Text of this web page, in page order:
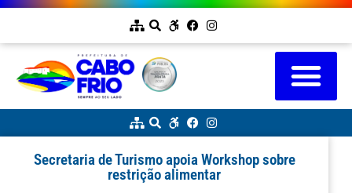
Secretaria de Turismo apoia Workshop sobre
restrição alimentar